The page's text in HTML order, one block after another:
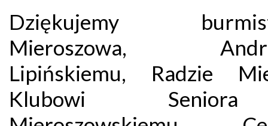
Dziękujemy
Mieroszowa,
Lipińskiemu, Radzie
Klubowi